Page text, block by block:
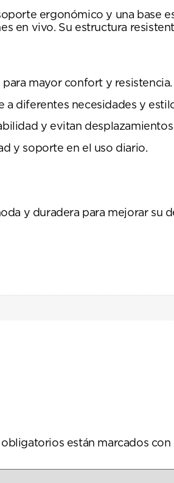
ergonómico y una base
en vivo. Su estructura
mayor confort y resistencia.
a diferentes necesidades y
y evitan
y soporte en el uso diario.
y duradera para mejorar su
están marcados con